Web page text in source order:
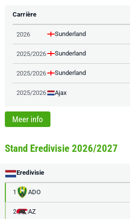
Carrière
2026 Sunderland
2025/2026 Sunderland
2025/2026 Sunderland
2025/2026 Ajax
Meer info
Stand Eredivisie 2026/2027
Eredivisie
1 ADO
2 AZ